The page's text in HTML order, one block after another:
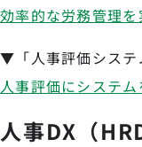
効率的な労務管理
▼「人事評価システ
人事評価にシステ
人事DX（